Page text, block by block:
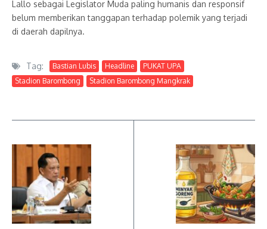
Lallo sebagai Legislator Muda paling humanis dan responsif
belum memberikan tanggapan terhadap polemik yang terjadi
di daerah dapilnya.
Tag: Bastian Lubis Headline
PUKAT UPA
Stadion Barombong
Stadion Barombong Mangkrak